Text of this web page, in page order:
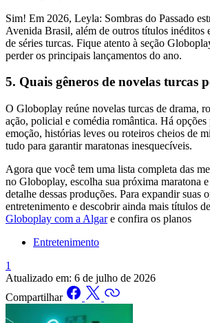
Sim! Em 2026, Leyla: Sombras do Passado
Avenida Brasil, além de outros títulos inéditos
de séries turcas. Fique atento à seção
perder os principais lançamentos do ano.
5. Quais gêneros de novelas turcas
O Globoplay reúne novelas turcas de drama,
ação, policial e comédia romântica. Há opções
emoção, histórias leves ou roteiros cheios de
tudo para garantir maratonas inesquecíveis.
Agora que você tem uma lista completa das
no Globoplay, escolha sua próxima maratona
detalhe dessas produções. Para expandir suas
entretenimento e descobrir ainda mais títulos
Globoplay com a Algare confira os planos
Entretenimento
1
Atualizado em: 6 de julho de 2026
Compartilhar